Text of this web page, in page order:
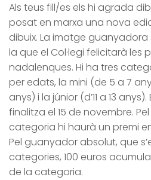
Als teus fill/es els hi agrada
posat en marxa una nova
dibuix. La imatge guanyadora
la que el Col·legi felicitarà les
nadalenques. Hi ha tres
per edats, la mini (de 5 a 7
anys) i la júnior (d’11 a 13
finalitza el 15 de novembre.
categoria hi haurà un premi
Pel guanyador absolut, que
categories, 100 euros
de la categoria.